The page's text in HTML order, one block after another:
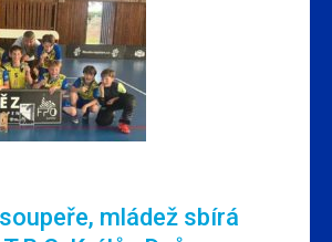
mládež sbírá